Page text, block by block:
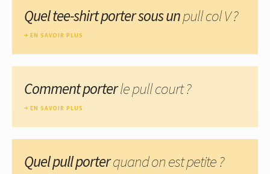
Quel tee-shirt porter sous unpull col V ?
EN SAVOIR PLUS
Comment porterle pull court ?
EN SAVOIR PLUS
Quel pull porterquand on est petite ?